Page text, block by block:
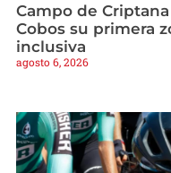
Campo de
Cobos su primera
inclusiva
agosto 6, 2026